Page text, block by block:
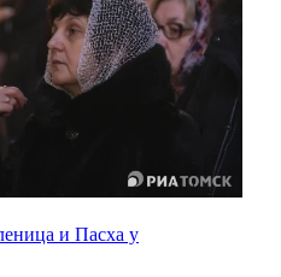
и Пасха у